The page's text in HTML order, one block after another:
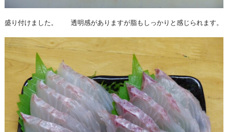
盛り付けました。 透明感がありますが脂もしっかりと感じられます。